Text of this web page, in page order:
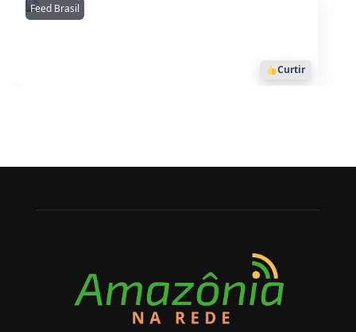
Feed BrasilAmazonianarede
1053
Curtir